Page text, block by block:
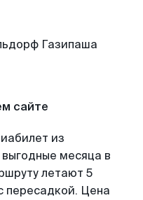
сайте
из
месяца в
летают 5
пересадкой. Цена